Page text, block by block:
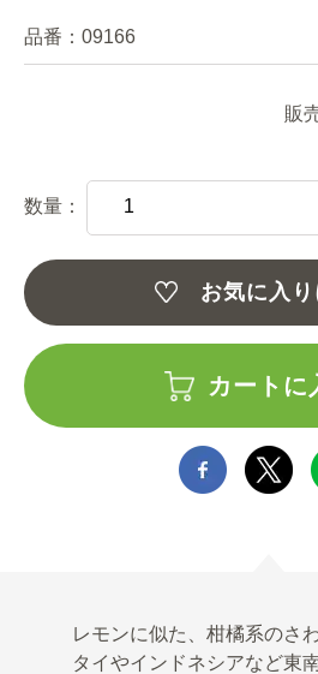
品番： 09166
販
数量：
お気に入
カートに
レモンに似た、柑橘系のさ
タイやインドネシアなど東